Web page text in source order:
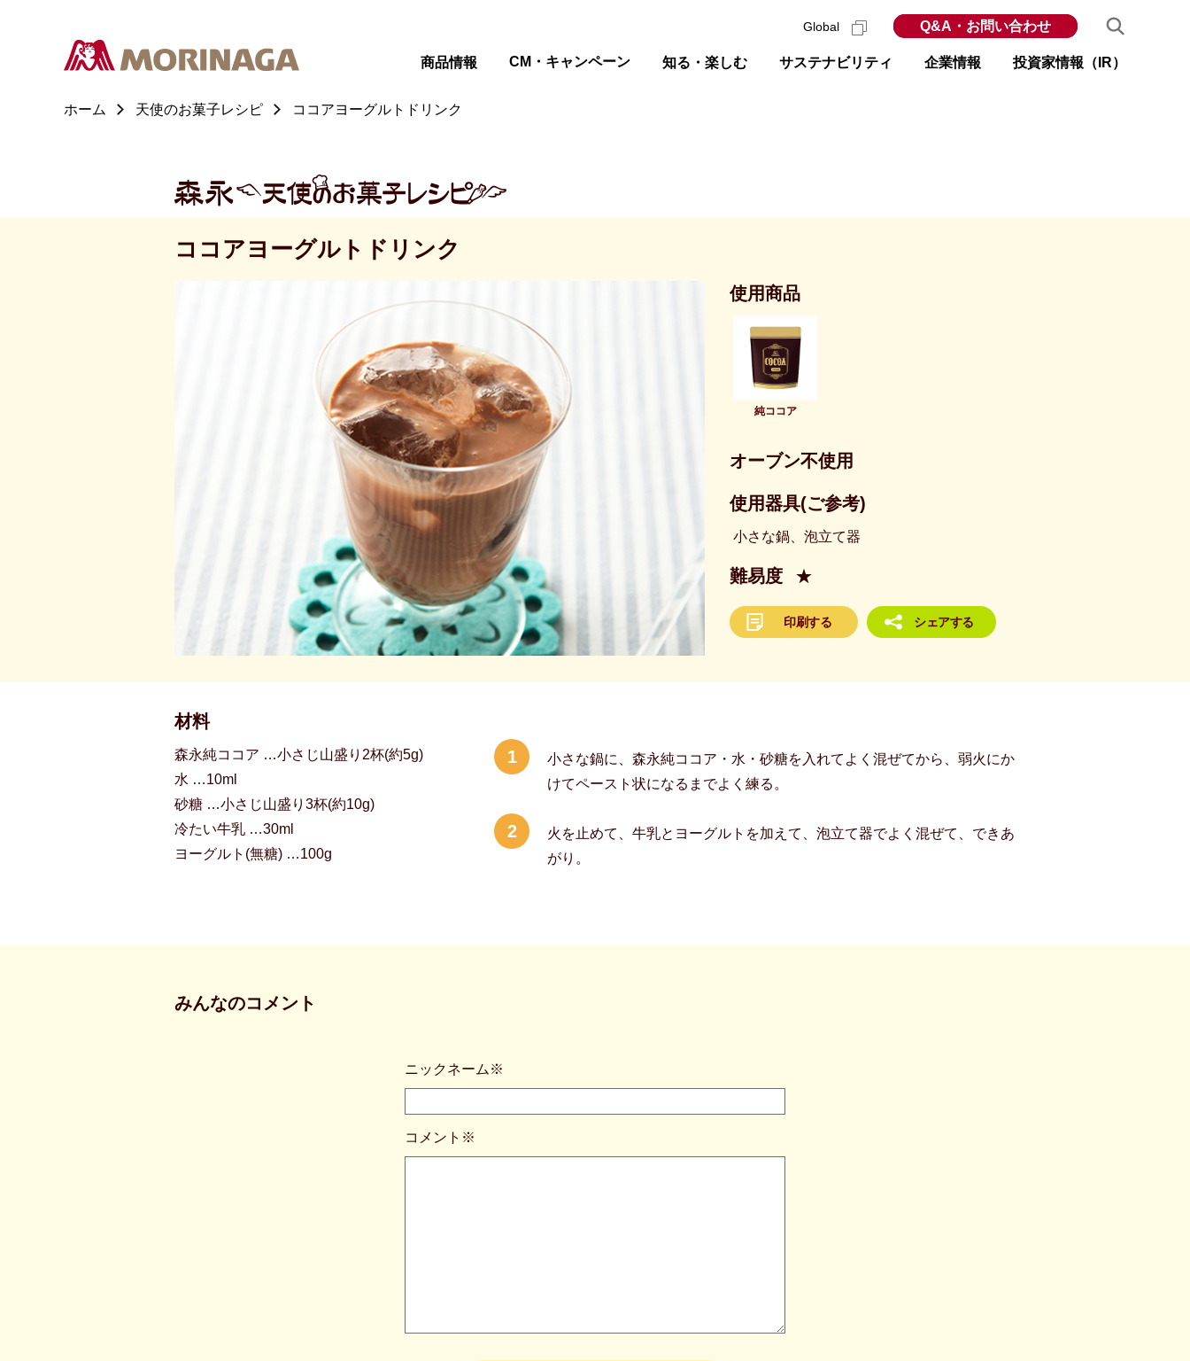
商品情報 CM・キャンペーン 知る・楽しむ サステナビリティ 企業情報 投資家情報（IR）
Global Q&A・お問い合わせ
ホーム 天使のお菓子レシピ ココアヨーグルトドリンク
ココアヨーグルトドリンク
使用商品
純ココア
オーブン不使用
使用器具(ご参考)
小さな鍋、泡立て器
難易度 ★
印刷する シェアする
材料
森永純ココア …小さじ山盛り2杯(約5g)
水 …10ml
砂糖 …小さじ山盛り3杯(約10g)
冷たい牛乳 …30ml
ヨーグルト(無糖) …100g
1
小さな鍋に、森永純ココア・水・砂糖を入れてよく混ぜてから、弱火にか
けてペースト状になるまでよく練る。
2
火を止めて、牛乳とヨーグルトを加えて、泡立て器でよく混ぜて、できあ
がり。
みんなのコメント
ニックネーム※
コメント※